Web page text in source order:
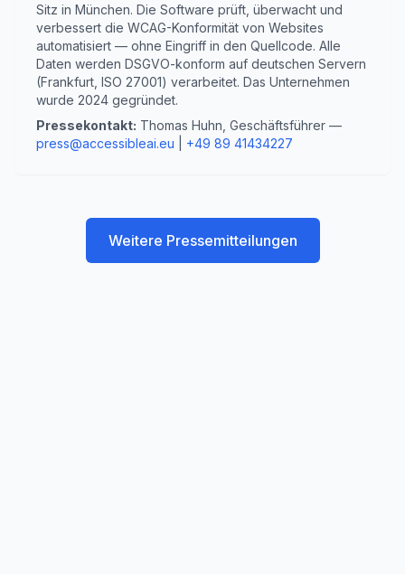
Sitz in München. Die Software prüft, überwacht und
verbessert die WCAG-Konformität von Websites
automatisiert — ohne Eingriff in den Quellcode. Alle
Daten werden DSGVO-konform auf deutschen Servern
(Frankfurt, ISO 27001) verarbeitet. Das Unternehmen
wurde 2024 gegründet.
Pressekontakt: Thomas Huhn, Geschäftsführer —
press@accessibleai.eu
+49 89 41434227
Weitere Pressemitteilungen